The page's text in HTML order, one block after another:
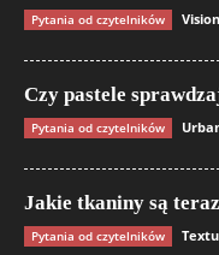
Pytania od czytelników
Czy pastele
Pytania od czytelników
Jakie tkaniny są
Pytania od czytelników